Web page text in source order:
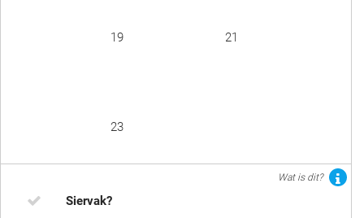
19 21
23
Wat is dit?
Siervak?